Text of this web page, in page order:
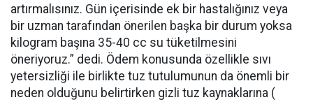
artırmalısınız. Gün içerisinde ek bir hastalığınız veya
bir uzman tarafından önerilen başka bir durum yoksa
kilogram başına 35-40 cc su tüketilmesini
öneriyoruz.” dedi. Ödem konusunda özellikle sıvı
yetersizliği ile birlikte tuz tutulumunun da önemli bir
neden olduğunu belirtirken gizli tuz kaynaklarına (